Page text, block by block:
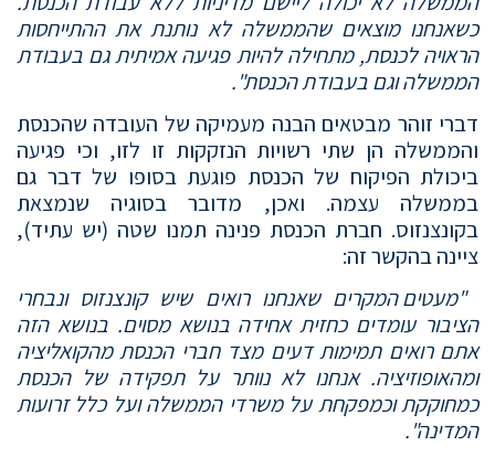
כשאנחנו מוצאים שהממשלה לא נותנת את ההתייחסות
הראויה לכנסת, מתחילה להיות פגיעה אמיתית גם בעבודת
הממשלה וגם בעבודת הכנסת".
דברי זוהר מבטאים הבנה מעמיקה של העובדה שהכנסת
והממשלה הן שתי רשויות הנזקקות זו לזו, וכי פגיעה
ביכולת הפיקוח של הכנסת פוגעת בסופו של דבר גם
בממשלה עצמה. ואכן, מדובר בסוגיה שנמצאת
בקונצנזוס. חברת הכנסת פנינה תמנו שטה (יש עתיד),
ציינה בהקשר זה:
"מעטים המקרים שאנחנו רואים שיש קונצנזוס ונבחרי
הציבור עומדים כחזית אחידה בנושא מסוים. בנושא הזה
אתם רואים תמימות דעים מצד חברי הכנסת מהקואליציה
ומהאופוזיציה. אנחנו לא נוותר על תפקידה של הכנסת
כמחוקקת וכמפקחת על משרדי הממשלה ועל כלל זרועות
המדינה".